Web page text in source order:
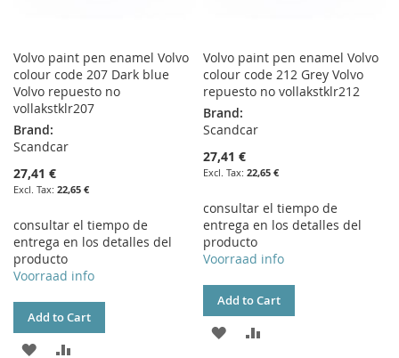
Volvo paint pen enamel Volvo
colour code 207 Dark blue
Volvo repuesto no
vollakstklr207
Brand:
Scandcar
27,41 €
22,65 €
consultar el tiempo de
entrega en los detalles del
producto
Voorraad info
Add to Cart
ADD
Volvo paint pen enamel Volvo
colour code 212 Grey Volvo
repuesto no vollakstklr212
Brand:
Scandcar
27,41 €
22,65 €
consultar el tiempo de
entrega en los detalles del
producto
Voorraad info
Add to Cart
ADD